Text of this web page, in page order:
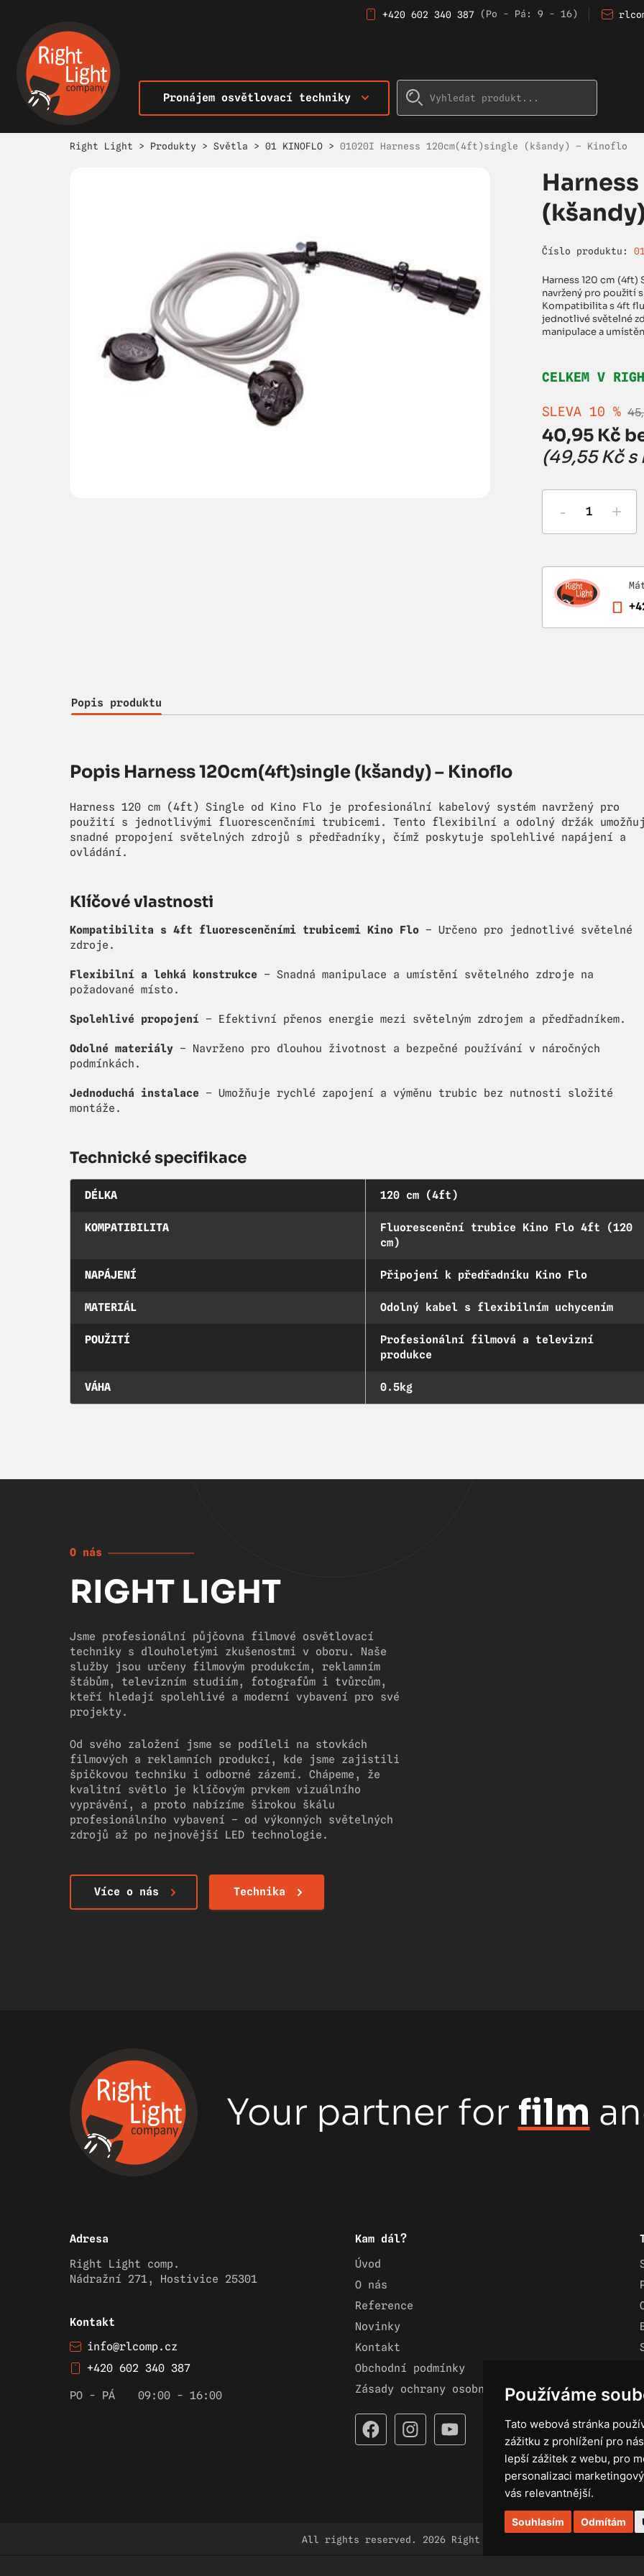
Používáme
Tato webová stránka
zážitku z prohlížení pro
lepší zážitek z webu, pro
personalizaci
vás relevantnější.
Souhlasím Odmítám
+420 602 340 387 (Po - Pá: 9 - 16)
Pronájem osvětlovací techniky
Right Light > Produkty > Světla > 01 KINOFLO > 01020I Harness 120cm(4ft)single (kšandy) – Kinoflo
Číslo produktu:
Harness 120 cm
navržený pro použití
Kompatibilita s 4ft
jednotlivé světelné
manipulace a
CELKEM V
SLEVA 10 %
40,95 Kč
(49,55 Kč s
- +
Popis produktu
Popis Harness 120cm(4ft)single (kšandy) – Kinoflo
Harness 120 cm (4ft) Single od Kino Flo je profesionální kabelový systém navržený pro
použití s jednotlivými fluorescenčními trubicemi. Tento flexibilní a odolný držák
snadné propojení světelných zdrojů s předřadníky, čímž poskytuje spolehlivé napájení a
ovládání.
Klíčové vlastnosti
Kompatibilita s 4ft fluorescenčními trubicemi Kino Flo – Určeno pro jednotlivé světelné
zdroje.
Flexibilní a lehká konstrukce – Snadná manipulace a umístění světelného zdroje na
požadované místo.
Spolehlivé propojení – Efektivní přenos energie mezi světelným zdrojem a předřadníkem.
Odolné materiály – Navrženo pro dlouhou životnost a bezpečné používání v náročných
podmínkách.
Jednoduchá instalace – Umožňuje rychlé zapojení a výměnu trubic bez nutnosti složité
montáže.
Technické specifikace
DÉLKA 120 cm (4ft)
KOMPATIBILITA
Fluorescenční trubice Kino Flo 4ft (120
cm)
NAPÁJENÍ Připojení k předřadníku Kino Flo
MATERIÁL Odolný kabel s flexibilním uchycením
POUŽITÍ
Profesionální filmová a televizní
produkce
VÁHA 0.5kg
O nás
RIGHT LIGHT
Jsme profesionální půjčovna filmové osvětlovací
techniky s dlouholetými zkušenostmi v oboru. Naše
služby jsou určeny filmovým produkcím, reklamním
štábům, televizním studiím, fotografům i tvůrcům,
kteří hledají spolehlivé a moderní vybavení pro své
projekty.
Od svého založení jsme se podíleli na stovkách
filmových a reklamních produkcí, kde jsme zajistili
špičkovou techniku i odborné zázemí. Chápeme, že
kvalitní světlo je klíčovým prvkem vizuálního
vyprávění, a proto nabízíme širokou škálu
profesionálního vybavení – od výkonných světelných
zdrojů až po nejnovější LED technologie.
Více o nás Technika
Your partner for film
Adresa
Right Light comp.
Nádražní 271, Hostivice 25301
Kontakt
info@rlcomp.cz
+420 602 340 387
PO - PÁ 09:00 - 16:00
Kam dál?
Úvod
O nás
Reference
Novinky
Kontakt
Obchodní podmínky
Zásady ochrany osobních údajů
All rights reserved. 2026 Right Light.